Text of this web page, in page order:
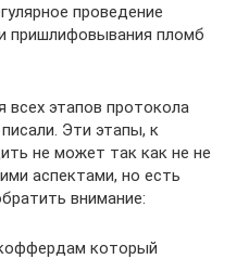
проведение
пришлифовывания пломб
этапов протокола
Эти этапы, к
не может так как не не
аспектами, но есть
внимание:
который